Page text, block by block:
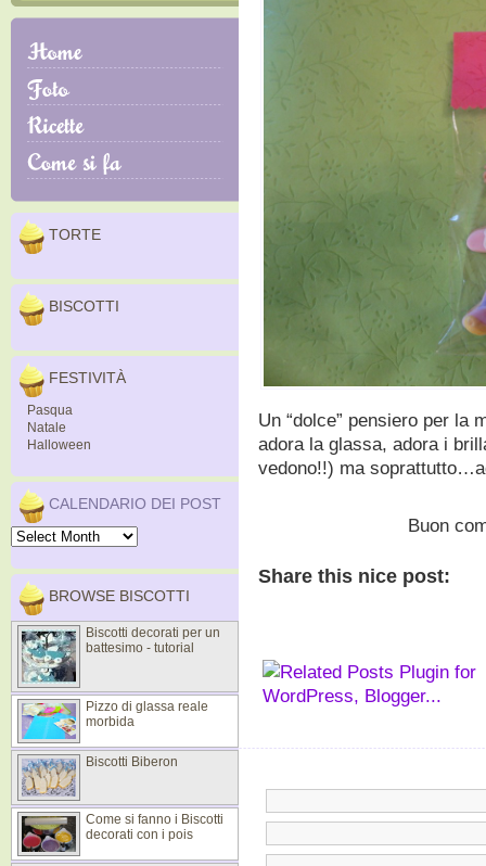
TORTE
BISCOTTI
FESTIVITÀ
Pasqua
Natale
Halloween
CALENDARIO DEI POST
BROWSE BISCOTTI
Biscotti decorati per un
battesimo - tutorial
Pizzo di glassa reale
morbida
Biscotti Biberon
Come si fanno i Biscotti
decorati con i pois
Un “dolce” pensiero per la
adora la glassa, adora i
vedono!!) ma
Buon
Share this nice post: